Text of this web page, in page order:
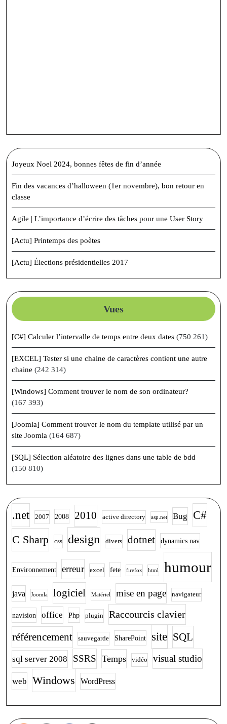
Joyeux Noel 2024, bonnes fêtes de fin d’année
Fin des vacances d’halloween (1er novembre), bon retour en
classe
Agile | L’importance d’écrire des tâches pour une User Story
[Actu] Printemps des poètes
[Actu] Élections présidentielles 2017
Vues
[C#] Calculer l’intervalle de temps entre deux dates (750 261)
[EXCEL] Tester si une chaine de caractères contient une autre
chaine (242 314)
[Windows] Comment trouver le nom de son ordinateur?
(167 393)
[Joomla] Comment trouver le nom du template utilisé par un
site Joomla (164 687)
[SQL] Sélection aléatoire des lignes dans une table de bdd
(150 810)
.net 2007 2008 2010 active directory asp.net Bug
C#
C Sharp
css design divers dotnet dynamics nav
Environnement erreur excel fete firefox html humour
java Joomla logiciel Matériel mise en page navigateur
navision office Php plugin Raccourcis clavier
référencement sauvegarde SharePoint site SQL
sql server 2008 SSRS Temps vidéo visual studio
web Windows WordPress